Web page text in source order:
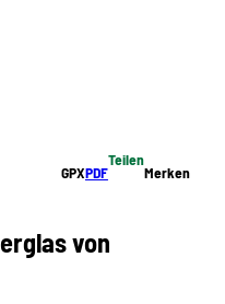
GPXPDF
Teilen
Merken
von